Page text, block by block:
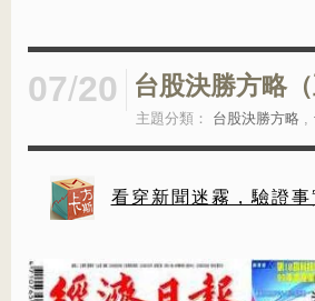
07/20 台股決勝方略
主題分類： 台股決勝方略 ,
看穿新聞迷霧，驗證